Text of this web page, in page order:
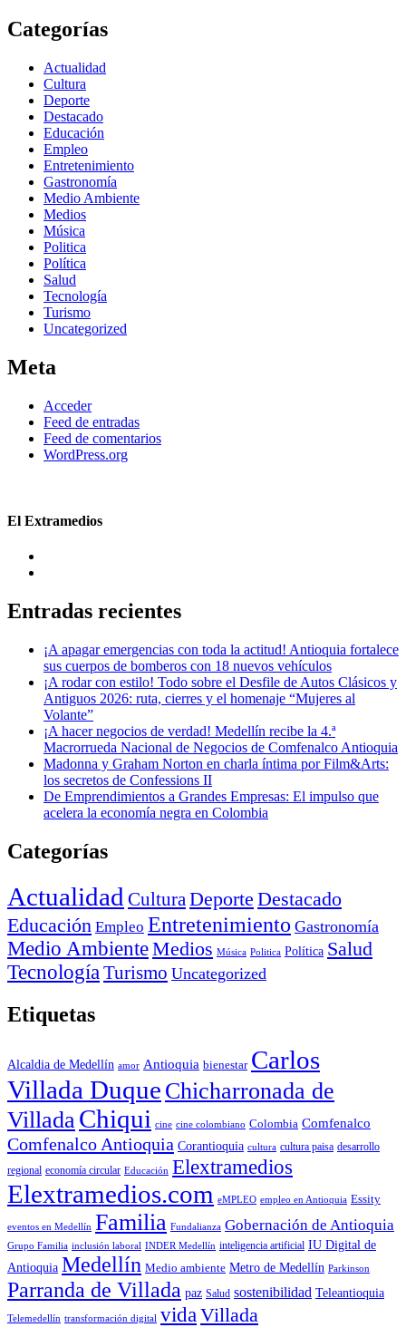
Categorías
Actualidad
Cultura
Deporte
Destacado
Educación
Empleo
Entretenimiento
Gastronomía
Medio Ambiente
Medios
Música
Politica
Política
Salud
Tecnología
Turismo
Uncategorized
Meta
Acceder
Feed de entradas
Feed de comentarios
WordPress.org
El Extramedios
Entradas recientes
¡A apagar emergencias con toda la actitud! Antioquia fortalece
sus cuerpos de bomberos con 18 nuevos vehículos
¡A rodar con estilo! Todo sobre el Desfile de Autos Clásicos y
Antiguos 2026: ruta, cierres y el homenaje “Mujeres al
Volante”
¡A hacer negocios de verdad! Medellín recibe la 4.ª
Macrorrueda Nacional de Negocios de Comfenalco Antioquia
Madonna y Graham Norton en charla íntima por Film&Arts:
los secretos de Confessions II
De Emprendimientos a Grandes Empresas: El impulso que
acelera la economía negra en Colombia
Categorías
Actualidad CulturaDeporte Destacado
Educación Empleo Entretenimiento Gastronomía
Medio AmbienteMedios Música Politica Política Salud
Tecnología Turismo Uncategorized
Etiquetas
Alcaldia de Medellín amor Antioquia bienestar Carlos
Villada Duque Chicharronada de
Villada Chiqui cine cine colombiano Colombia Comfenalco
Comfenalco Antioquia Corantioquia cultura cultura paisa desarrollo
regional economía circular Educación Elextramedios
Elextramedios.com eMPLEO empleo en Antioquia Essity
eventos en Medellín Familia Fundalianza Gobernación de Antioquia
Grupo Familia inclusión laboral INDER Medellín inteligencia artificial IU Digital de
Antioquia Medellín Medio ambiente Metro de Medellín Parkinson
Parranda de Villada paz Salud sostenibilidad Teleantioquia
Telemedellín transformación digital vida Villada